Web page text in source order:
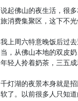
说起佛山的夜生活，很
旅消费集聚区，这下不
我上周六特意晚饭后过
当，从佛山本地的双皮
年轻人拎着奶茶，三五
千灯湖的夜景本身就是
软了。以前很多人只知